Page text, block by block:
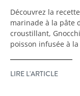
Découvrez la
marinade à la pâte
croustillant,
poisson infusée à
LIRE L'ARTICLE